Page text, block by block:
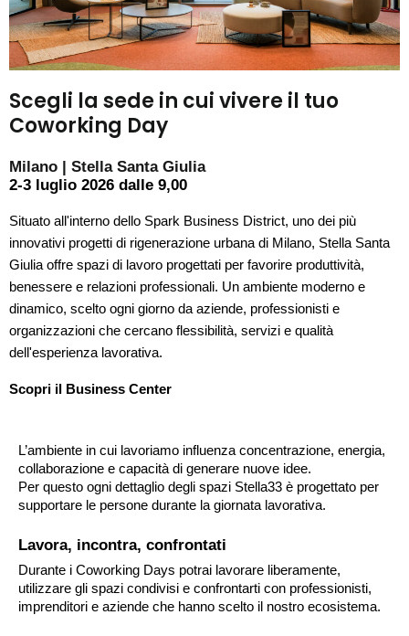
Scegli la sede in cui vivere il tuo
Coworking Day
Milano | Stella Santa Giulia
2-3 luglio 2026 dalle 9,00
Situato all'interno dello Spark Business District, uno dei più
innovativi progetti di rigenerazione urbana di Milano, Stella Santa
Giulia offre spazi di lavoro progettati per favorire produttività,
benessere e relazioni professionali. Un ambiente moderno e
dinamico, scelto ogni giorno da aziende, professionisti e
organizzazioni che cercano flessibilità, servizi e qualità
dell'esperienza lavorativa.
Scopri il Business Center
L’ambiente in cui lavoriamo influenza concentrazione, energia,
collaborazione e capacità di generare nuove idee.
Per questo ogni dettaglio degli spazi Stella33 è progettato per
supportare le persone durante la giornata lavorativa.
Lavora, incontra, confrontati
Durante i Coworking Days potrai lavorare liberamente,
utilizzare gli spazi condivisi e confrontarti con professionisti,
imprenditori e aziende che hanno scelto il nostro ecosistema.